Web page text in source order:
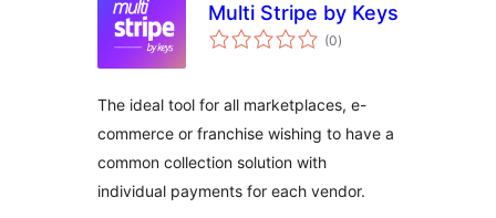
Multi Stripe by Keys
(0টা
মুঠ)
The ideal tool for all marketplaces, e-
commerce or franchise wishing to have a
common collection solution with
individual payments for each vendor.